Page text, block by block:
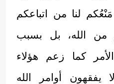
لنا من اتباعكم
من الله، بل بسبب
كما زعم هؤلاء
يفقهون أوامر الله